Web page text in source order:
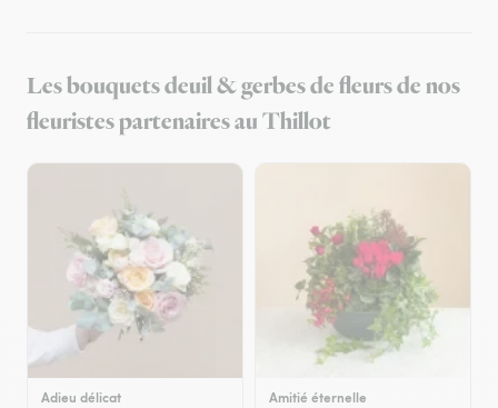
Les bouquets deuil & gerbes de fleurs de nos
fleuristes partenaires au Thillot
Adieu délicat Amitié éternelle